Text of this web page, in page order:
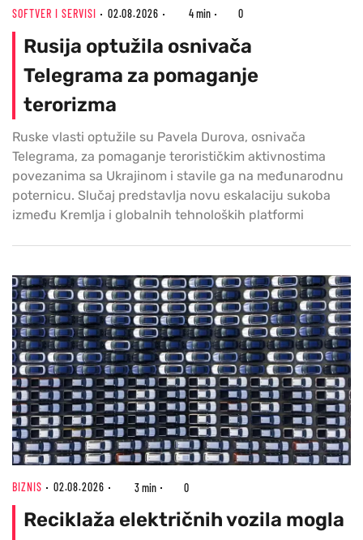
SOFTVER I SERVISI 02.08.2026 4 min 0
Rusija optužila osnivača
Telegrama za pomaganje
terorizma
Ruske vlasti optužile su Pavela Durova, osnivača
Telegrama, za pomaganje terorističkim aktivnostima
povezanima sa Ukrajinom i stavile ga na međunarodnu
poternicu. Slučaj predstavlja novu eskalaciju sukoba
između Kremlja i globalnih tehnoloških platformi
BIZNIS 02.08.2026 3 min 0
Reciklaža električnih vozila mogla